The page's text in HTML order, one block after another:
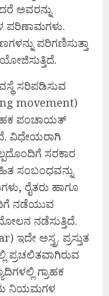
ಅವರನ್ನು
ಪರಿಣಾಮಗಳು.
ಪರಿಗಣಿಸುತ್ತಾ
ಸರಿಪಡಿಸುವ
movement)
ಪಂಚಾಯತ್
ವಿಧೇಯರಾಗಿ
ಸರಕಾರ
ಸಂಬಂಧವನ್ನು
ರೈತರು ಹಾಗೂ
ನಡೆಯುವ
ನಡೆಸುತ್ತಿದೆ.
ಅಸ್ತ್ರ. ಪ್ರಸ್ತುತ
ಗ್ರಾಹಕ
ನಿಯಮಗಳ